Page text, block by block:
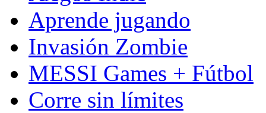
Aprende jugando
Invasión Zombie
MESSI Games + Fútbol
Corre sin límites